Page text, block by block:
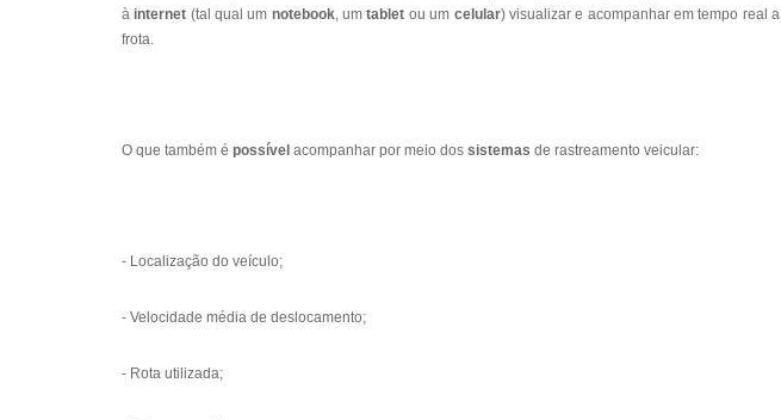
à internet (tal qual um notebook, umtablet ou um celular) visualizar e acompanhar em tempo real a
frota.
O que também é possível acompanhar por meio dos sistemas de rastreamento veicular:
- Localização do veículo;
- Velocidade média de deslocamento;
- Rota utilizada;